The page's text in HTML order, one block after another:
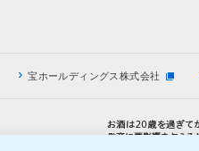
宝ホールディングス株式会社